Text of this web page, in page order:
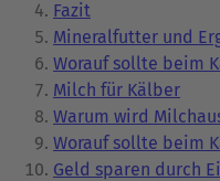
Fazit
Mineralfutter und
Worauf sollte beim
Milch für Kälber
Warum wird
Worauf sollte beim
Geld sparen durch